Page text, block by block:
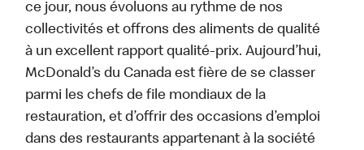
ce jour, nous évoluons au rythme de nos
collectivités et offrons des aliments de qualité
à un excellent rapport qualité-prix. Aujourd’hui,
McDonald’s du Canada est fière de se classer
parmi les chefs de file mondiaux de la
restauration, et d’offrir des occasions d’emploi
dans des restaurants appartenant à la société